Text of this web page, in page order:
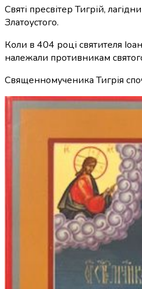
Святі пресвітер Тигрій,
Златоустого.
Коли в 404 році святителя
належали противникам
Священномученика Тигрія